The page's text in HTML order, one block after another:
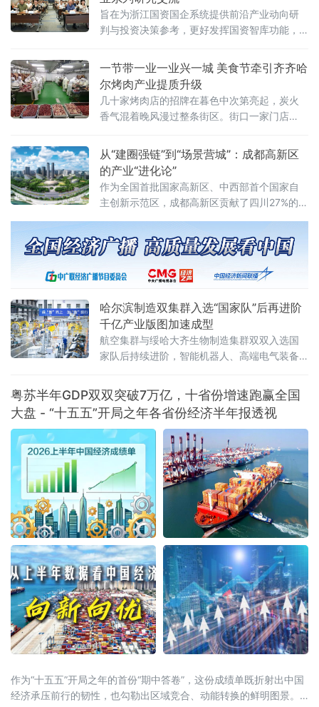
旨在为浙江国资国企系统提供前沿产业动向研
判与投资决策参考，更好发挥国资智库功能，
与资本运作
一节带一业一业兴一城 美食节牵引齐齐哈
尔烤肉产业提质升级
几十家烤肉店的招牌在暮色中次第亮起，炭火
香气混着晚风漫过整条街区。街口一家门店
烟火气里，有一个值得留意的细节——街面上
不少店门口都贴出了“诚招加盟”的告示，有的还
标注着“全供应链配送”“总部统一培训”等字样。
就在几年前，这些小店大多
从“建圈强链”到“场景营城”：成都高新区
的产业“进化论”
作为全国首批国家高新区、中西部首个国家自
主创新示范区，成都高新区贡献了四川27%的专
以及超过50%的科创板上市公司
哈尔滨制造双集群入选“国家队”后再进阶
千亿产业版图加速成型
航空集群与绥哈大齐生物制造集群双双入选国
家队后持续进阶，智能机器人、高端电气装备
焕新”的产业版图正在冰城大地渐次铺展。双集
群入选“国家队”，产业根基持续夯实2
粤苏半年GDP双双突破7万亿，十省份增速跑赢全国
大盘 - “十五五”开局之年各省份经济半年报透视
作为“十五五”开局之年的首份“期中答卷”，这份成绩单既折射出中国
经济承压前行的韧性，也勾勒出区域竞合、动能转换的鲜明图景。